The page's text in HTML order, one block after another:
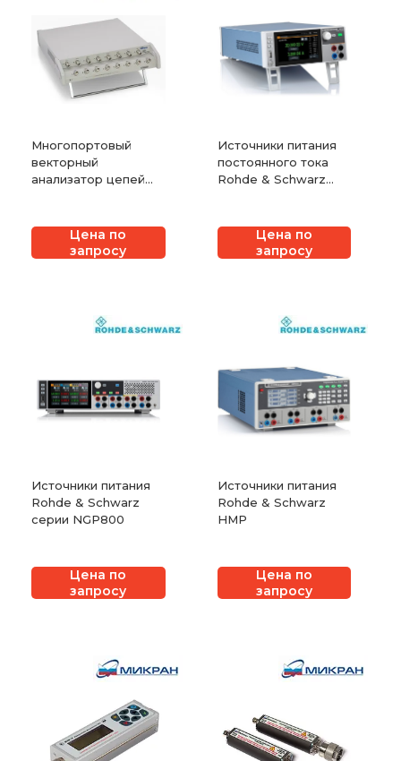
Многопортовый
векторный
анализатор цепей
Цена по
запросу
Источники питания
постоянного тока
Rohde & Schwarz
Цена по
запросу
Источники питания
Rohde & Schwarz
серии NGP800
Цена по
запросу
Источники питания
Rohde & Schwarz
HMP
Цена по
запросу